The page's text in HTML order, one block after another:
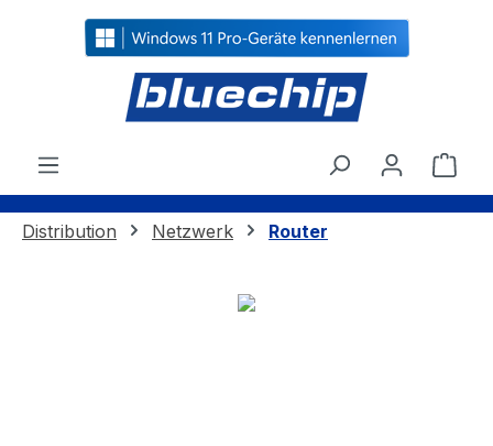
springen
Distribution Netzwerk Router
Bildergalerie überspringen